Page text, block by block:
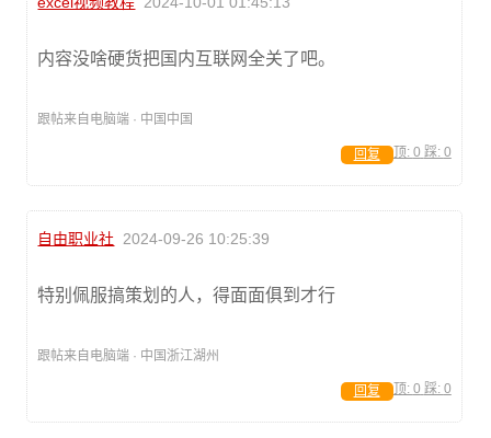
内容没啥硬货把国内互联网全关了吧。
跟帖来自电脑端 · 中国中国
顶: 0 踩: 0
回复
自由职业社 2024-09-26 10:25:39
特别佩服搞策划的人，得面面俱到才行
跟帖来自电脑端 · 中国浙江湖州
顶: 0 踩: 0
回复